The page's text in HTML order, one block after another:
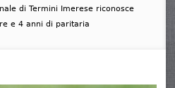
di Termini Imerese riconosce
e 4 anni di paritaria